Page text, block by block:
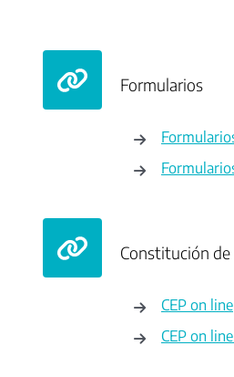
Formularios
Constitución de
CEP on line
CEP on